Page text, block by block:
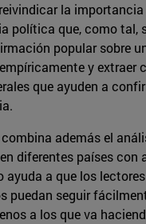
la
política que, como tal,
popular sobre
y extraer
que ayuden a
además el
diferentes países con
ayuda a que los
puedan seguir
a los que va